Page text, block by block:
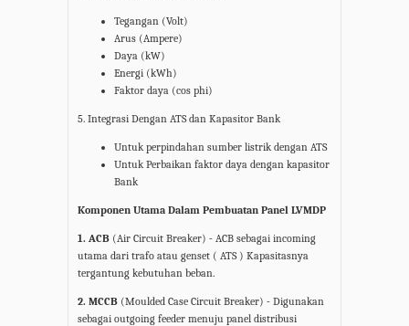
Tegangan (Volt)
Arus (Ampere)
Daya (kW)
Energi (kWh)
Faktor daya (cos phi)
5. Integrasi Dengan ATS dan Kapasitor Bank
Untuk perpindahan sumber listrik dengan ATS
Untuk Perbaikan faktor daya dengan kapasitor
Bank
Komponen Utama Dalam Pembuatan Panel LVMDP
1. ACB (Air Circuit Breaker) - ACB sebagai incoming
utama dari trafo atau genset ( ATS ) Kapasitasnya
tergantung kebutuhan beban.
2. MCCB (Moulded Case Circuit Breaker) - Digunakan
sebagai outgoing feeder menuju panel distribusi